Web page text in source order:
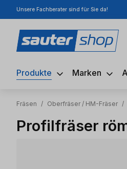
Hauptinhalt springen
Zur Suche springen
Zur Hauptnavigation
Unsere Fachberater sind für Sie da!
Produkte Marken
Fräsen / Oberfräser / HM-Fräser /
Profilfräser